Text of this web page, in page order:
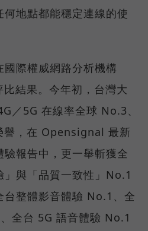
地點都能穩定連線的使
際權威網路分析機構
結果。今年初，台灣大
／5G 在線率全球 No.3、
譽，在 Opensignal 最新
報告中，更一舉斬獲全
與「品質一致性」No.1
台整體影音體驗 No.1、全
全台 5G 語音體驗 No.1